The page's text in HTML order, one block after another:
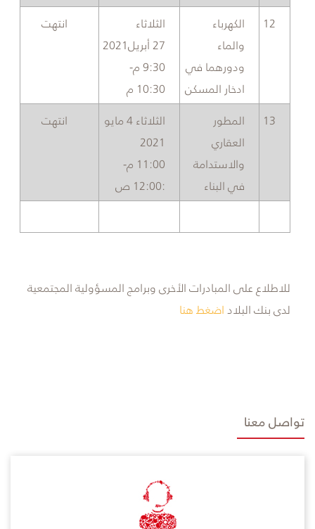
​12
​الكهرباء
والماء
ودورهما في
ادخار المسكن
الثلاثاء
27 أبريل2021
9:30 م-
10:30 م
​انتهت
13​
​المطور
العقاري
والاستدامة
في البناء
​الثلاثاء 4 مايو
2021
11:00 م-
:12:00 ص
​​انتهت
للاطلاع على المبادرات الأخرى وبرامج المسؤولية المجتمعية
لدى بنك البلاداضغط هنا
تواصل معنا